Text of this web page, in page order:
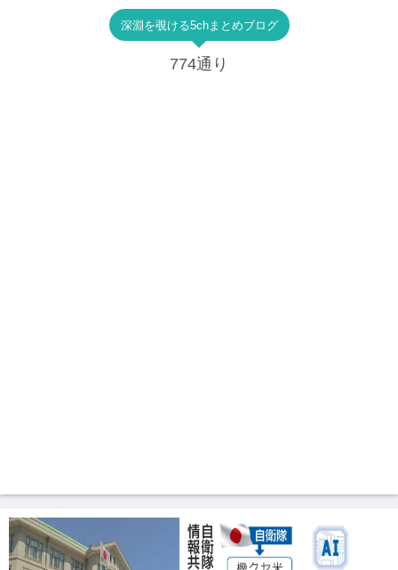
深淵を覗ける5chまとめブログ
774通り